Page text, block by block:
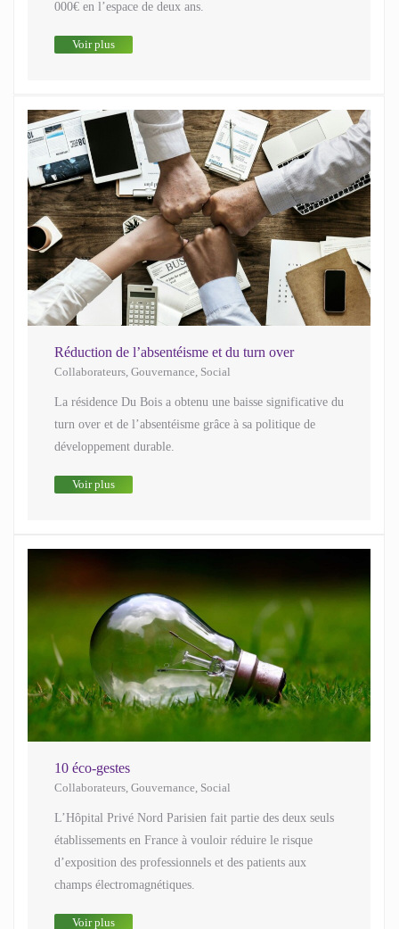
000€ en l’espace de deux ans.
Voir plus
Réduction de l’absentéisme et du turn over
Collaborateurs, Gouvernance, Social
La résidence Du Bois a obtenu une baisse significative du
turn over et de l’absentéisme grâce à sa politique de
développement durable.
Voir plus
10 éco-gestes
Collaborateurs, Gouvernance, Social
L’Hôpital Privé Nord Parisien fait partie des deux seuls
établissements en France à vouloir réduire le risque
d’exposition des professionnels et des patients aux
champs électromagnétiques.
Voir plus